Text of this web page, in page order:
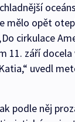
mělo opět
cirkulace
11. září
uvedl
podle něj